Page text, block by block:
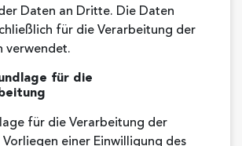
Daten an Dritte. Die Daten
für die Verarbeitung der
verwendet.
für die
für die Verarbeitung der
Vorliegen einer Einwilligung des